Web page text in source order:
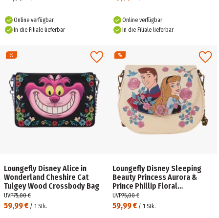
Online verfügbar
In die Filiale lieferbar
Online verfügbar
In die Filiale lieferbar
Loungefly Disney Alice in
Wonderland Cheshire Cat
Tulgey Wood Crossbody Bag
59,99 € / 1 Stk.
UVP75,00 €
Loungefly Disney Sleeping
Beauty Princess Aurora &
Prince Phillip Floral
Crossbody Bag
59,99 € / 1 Stk.
UVP75,00 €